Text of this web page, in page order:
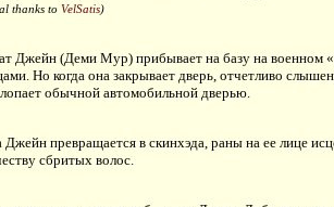
thanks to VelSatis)
Джейн (Деми Мур) прибывает на базу на военном
Но когда она закрывает дверь, отчетливо
обычной автомобильной дверью.
Джейн превращается в скинхэда, раны на ее лице
сбритых волос.